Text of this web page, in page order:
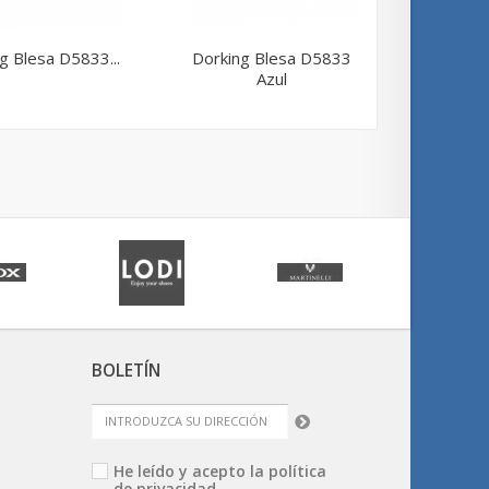
Blesa D5833...
Dorking Blesa D5833
Azul
BOLETÍN
He leído y acepto la política